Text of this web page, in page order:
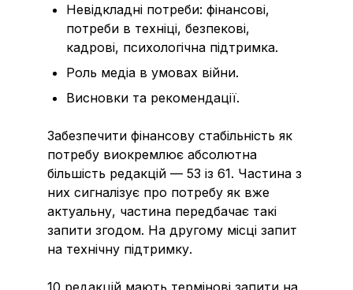
Невідкладні потреби: фінансові,
потреби в техніці, безпекові,
кадрові, психологічна підтримка.
Роль медіа в умовах війни.
Висновки та рекомендації.
Забезпечити фінансову стабільність як
потребу виокремлює абсолютна
більшість редакцій — 53 із 61. Частина з
них сигналізує про потребу як вже
актуальну, частина передбачає такі
запити згодом. На другому місці запит
на технічну підтримку.
10 редакцій мають термінові запити на